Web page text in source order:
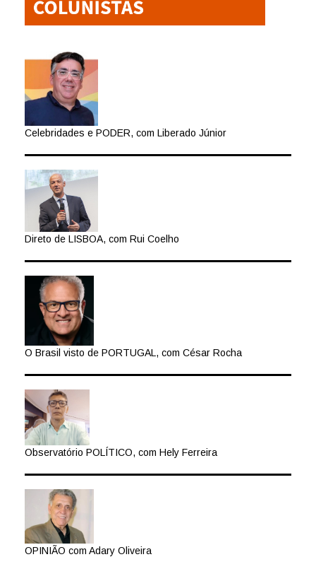
Celebridades e PODER, com Liberado Júnior
Direto de LISBOA, com Rui Coelho
O Brasil visto de PORTUGAL, com César Rocha
Observatório POLÍTICO, com Hely Ferreira
OPINIÃO com Adary Oliveira